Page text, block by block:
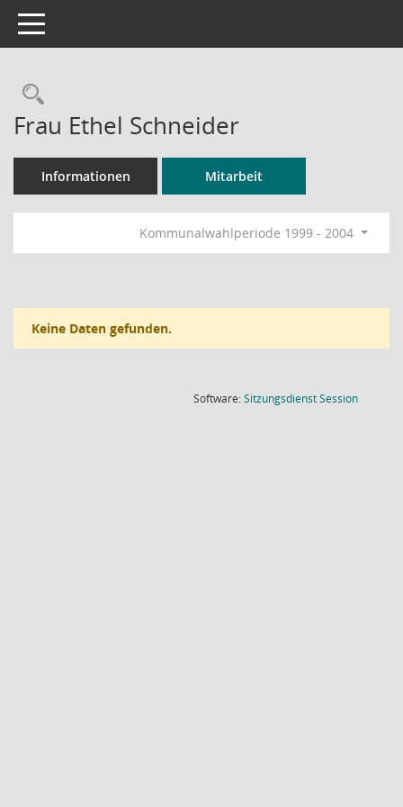
Toggle navigation
Rechercheauswahl
Frau Ethel Schneider
Informationen Mitarbeit
Kommunalwahlperiode 1999 - 2004
Keine Daten gefunden.
Software:SitzungsdienstSession(Wird in